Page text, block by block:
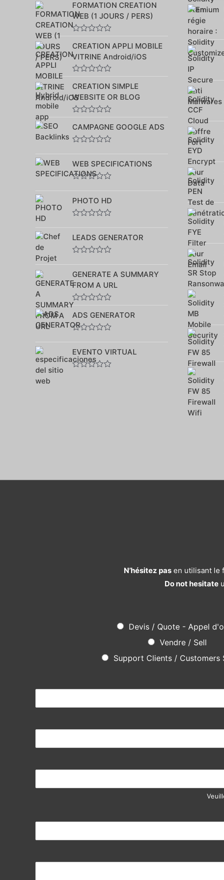
sur
5
FORMATION CREATION
WEB (1 JOURS / PERS)
0
sur
5
CREATION APPLI MOBILE
VITRINE Android/iOS
0
sur
5
CREATION SIMPLE
WEBSITE OR BLOG
0
sur
5
CAMPAGNE GOOGLE ADS
sur
5
WEB SPECIFICATIONS
sur
5
PHOTO HD
sur
5
LEADS GENERATOR
sur
5
GENERATE A SUMMARY
FROM A URL
0
sur
5
ADS GENERATOR
sur
5
EVENTO VIRTUAL